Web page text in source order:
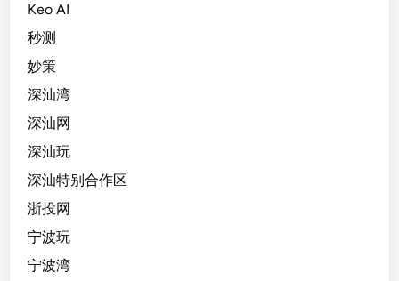
Keo AI
秒测
妙策
深汕湾
深汕网
深汕玩
深汕特别合作区
浙投网
宁波玩
宁波湾